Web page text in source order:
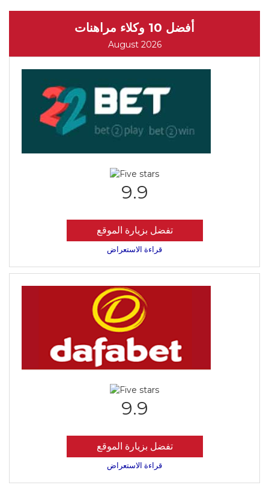
أفضل 10 وكلاء مراهنات
August 2026
9.9
تفضل بزيارة الموقع
قراءة الاستعراض
9.9
تفضل بزيارة الموقع
قراءة الاستعراض